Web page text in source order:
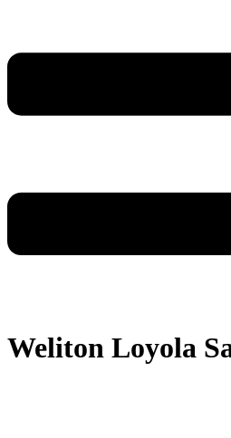
Weliton Loyola